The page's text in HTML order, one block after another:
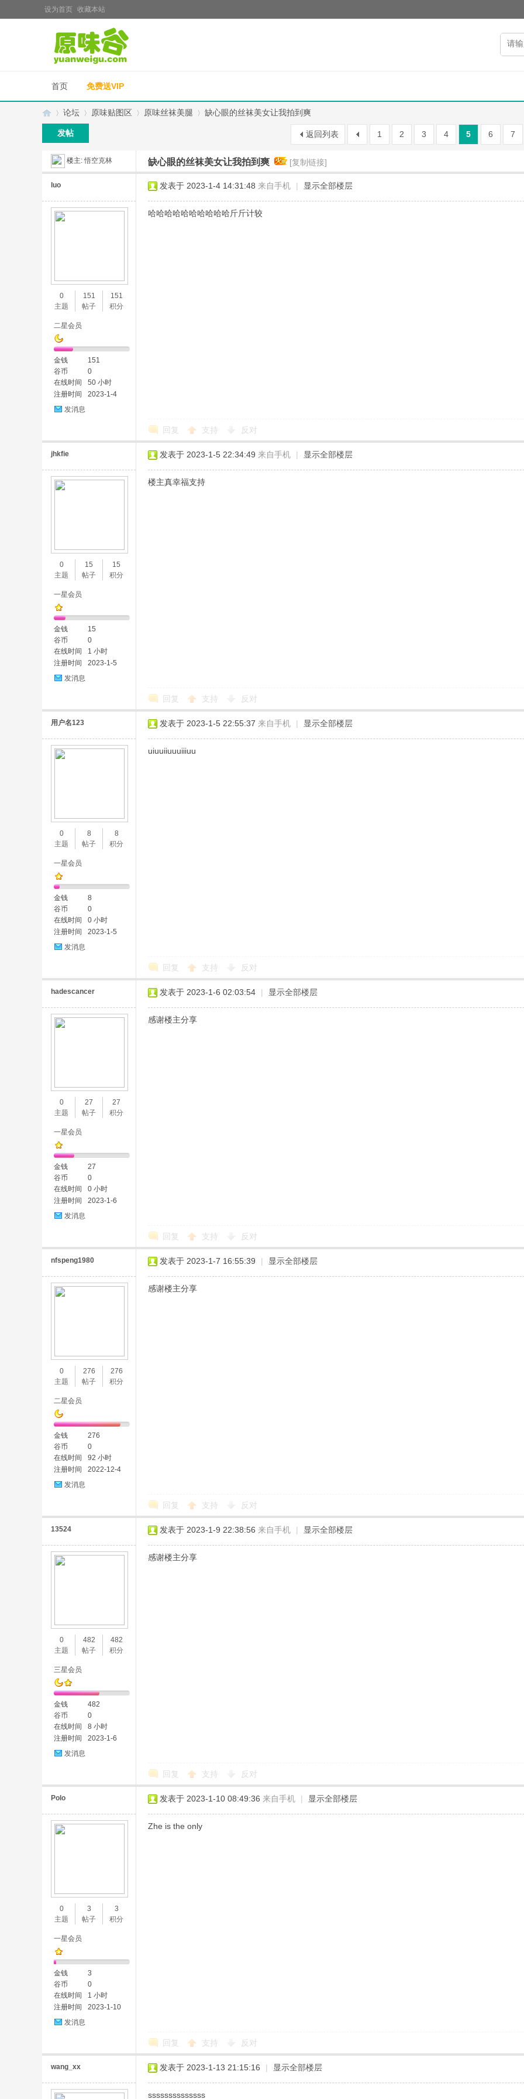
设为首页 收藏本站
首页 免费送VIP
»
论坛
›
原味贴图区 原味丝袜美腿
›
缺心眼的丝袜美女让我拍到爽
1 2 3 4 5 6 7
返回列表
发帖
楼主:悟空克林 缺心眼的丝袜美女让我拍到爽 [复制链接]
luo
0
主题
151
帖子
151
积分
二星会员
金钱
151
谷币
0
在线时间
50 小时
注册时间
2023-1-4
发消息
发表于 2023-1-4 14:31:48 来自手机 | 显示全部楼层
哈哈哈哈哈哈哈哈哈哈斤斤计较
回复 支持 反对
jhkfie
0
主题
15
帖子
15
积分
一星会员
金钱
15
谷币
0
在线时间
1 小时
注册时间
2023-1-5
发消息
发表于 2023-1-5 22:34:49 来自手机 | 显示全部楼层
楼主真幸福支持
回复 支持 反对
用户名123
0
主题
8
帖子
8
积分
一星会员
金钱
8
谷币
0
在线时间
0 小时
注册时间
2023-1-5
发消息
发表于 2023-1-5 22:55:37 来自手机 | 显示全部楼层
uiuuiiuuuiiiuu
回复 支持 反对
hadescancer
0
主题
27
帖子
27
积分
一星会员
金钱
27
谷币
0
在线时间
0 小时
注册时间
2023-1-6
发消息
发表于 2023-1-6 02:03:54 | 显示全部楼层
感谢楼主分享
回复 支持 反对
nfspeng1980
0
主题
276
帖子
276
积分
二星会员
金钱
276
谷币
0
在线时间
92 小时
注册时间
2022-12-4
发消息
发表于 2023-1-7 16:55:39 | 显示全部楼层
感谢楼主分享
回复 支持 反对
13524
0
主题
482
帖子
482
积分
三星会员
金钱
482
谷币
0
在线时间
8 小时
注册时间
2023-1-6
发消息
发表于 2023-1-9 22:38:56 来自手机 | 显示全部楼层
感谢楼主分享
回复 支持 反对
Polo
0
主题
3
帖子
3
积分
一星会员
金钱
3
谷币
0
在线时间
1 小时
注册时间
2023-1-10
发消息
发表于 2023-1-10 08:49:36 来自手机 | 显示全部楼层
Zhe is the only
回复 支持 反对
wang_xx 发表于 2023-1-13 21:15:16 | 显示全部楼层
ssssssssssssss